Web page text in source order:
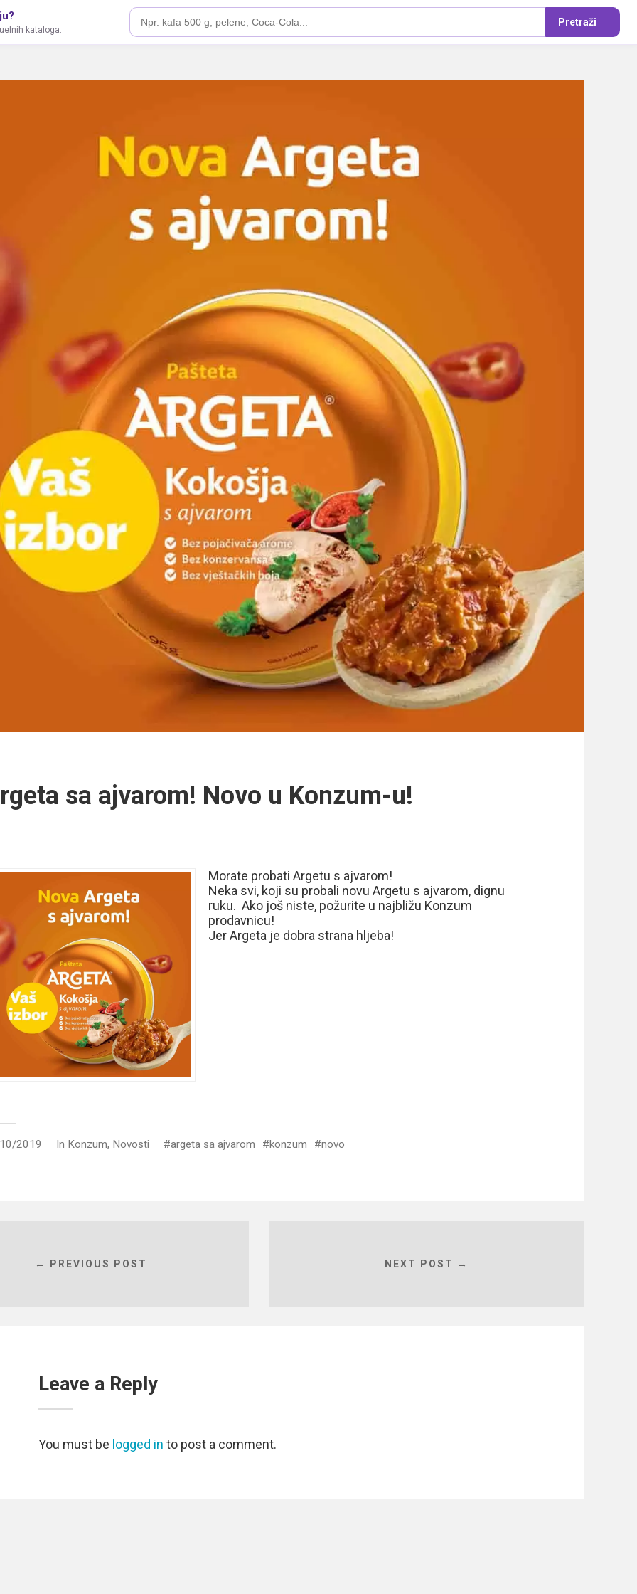
kataloga.
Pretraži
sa ajvarom! Novo u Konzum-u!
Morate probati Argetu s ajvarom!
Neka svi, koji su probali novu Argetu s ajvarom, dignu
ruku. Ako još niste, požurite u najbližu Konzum
prodavnicu!
Jer Argeta je dobra strana hljeba!
2019 In Konzum, Novosti argeta sa ajvarom konzum novo
← PREVIOUS POST NEXT POST →
Leave a Reply
You must be logged in to post a comment.